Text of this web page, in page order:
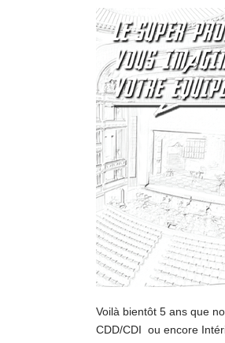
Voilà bientôt 5 ans que
CDD/CDI ou encore